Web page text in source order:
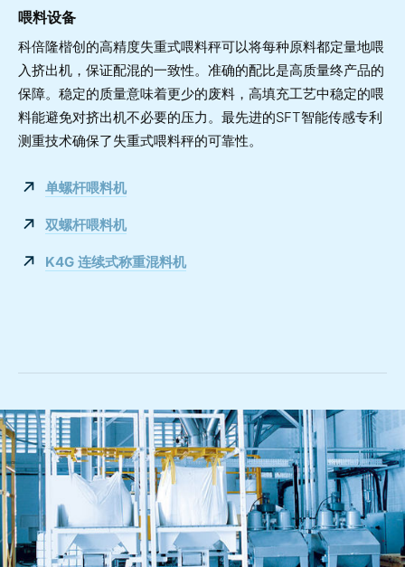
喂料设备
科倍隆楷创的高精度失重式喂料秤可以将每种原料都定量地喂
入挤出机，保证配混的一致性。准确的配比是高质量终产品的
保障。稳定的质量意味着更少的废料，高填充工艺中稳定的喂
料能避免对挤出机不必要的压力。最先进的SFT智能传感专利
测重技术确保了失重式喂料秤的可靠性。
单螺杆喂料机
双螺杆喂料机
K4G 连续式称重混料机